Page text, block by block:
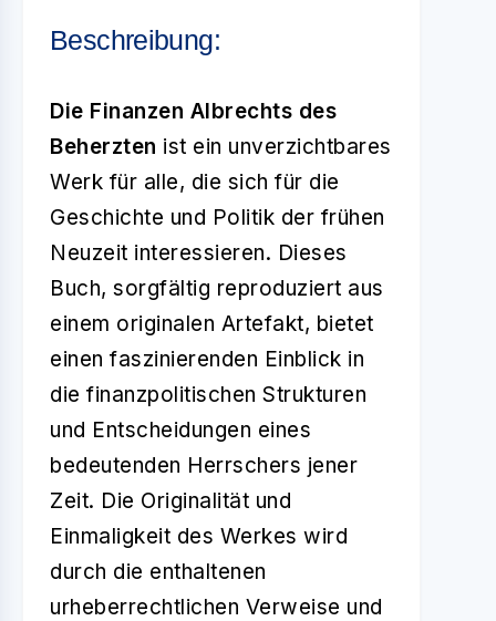
Beschreibung:
Die Finanzen Albrechts des
Beherzten ist ein unverzichtbares
Werk für alle, die sich für die
Geschichte und Politik der frühen
Neuzeit interessieren. Dieses
Buch, sorgfältig reproduziert aus
einem originalen Artefakt, bietet
einen faszinierenden Einblick in
die finanzpolitischen Strukturen
und Entscheidungen eines
bedeutenden Herrschers jener
Zeit. Die Originalität und
Einmaligkeit des Werkes wird
durch die enthaltenen
urheberrechtlichen Verweise und